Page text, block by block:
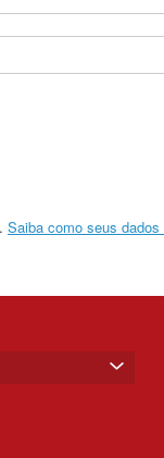
Saiba como seus